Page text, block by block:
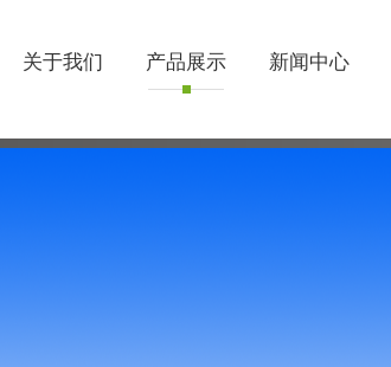
关于我们 产品展示 新闻中心